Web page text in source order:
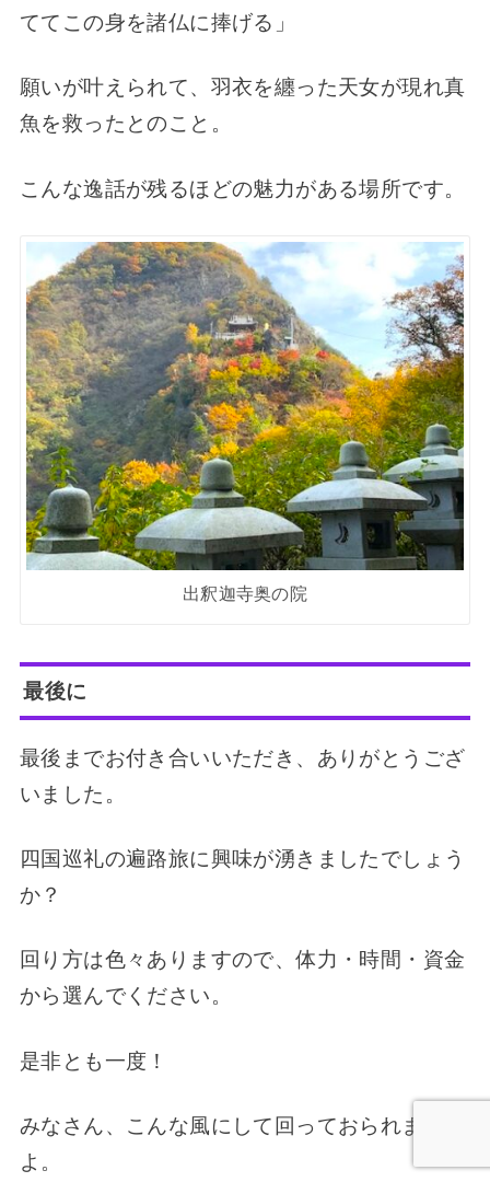
ててこの身を諸仏に捧げる」
願いが叶えられて、羽衣を纏った天女が現れ真
魚を救ったとのこと。
こんな逸話が残るほどの魅力がある場所です。
出釈迦寺奥の院
最後に
最後までお付き合いいただき、ありがとうござ
いました。
四国巡礼の遍路旅に興味が湧きましたでしょう
か？
回り方は色々ありますので、体力・時間・資金
から選んでください。
是非とも一度！
みなさん、こんな風にして回っておられます
よ。